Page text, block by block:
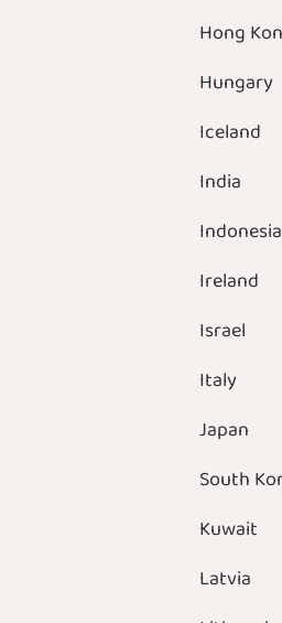
Hong
Hungary
Iceland
India
Indonesia
Ireland
Israel
Italy
Japan
South
Kuwait
Latvia